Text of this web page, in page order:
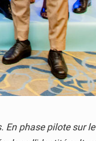
phase pilote sur